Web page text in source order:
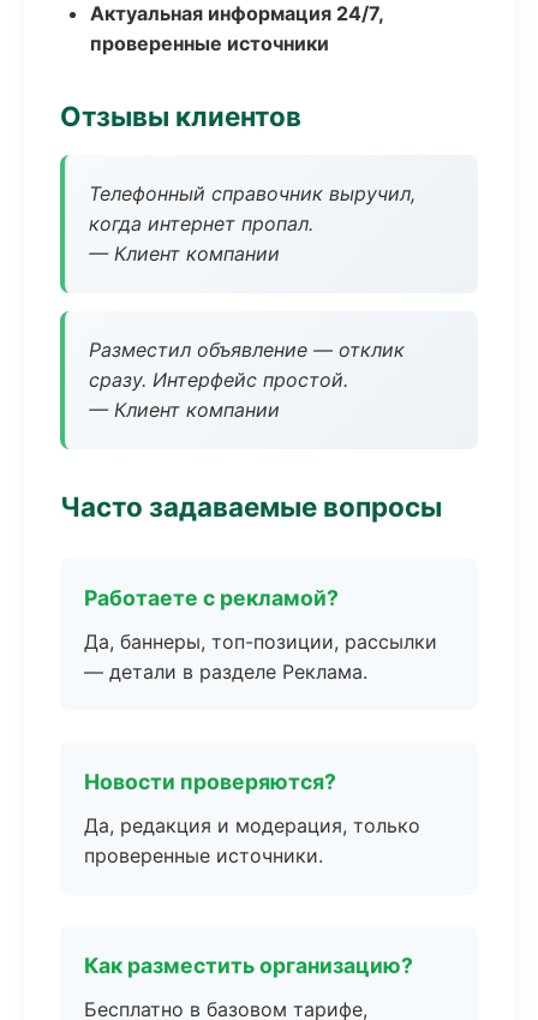
Актуальная информация 24/7,
проверенные источники
Отзывы клиентов
Телефонный справочник выручил,
когда интернет пропал.
— Клиент компании
Разместил объявление — отклик
сразу. Интерфейс простой.
— Клиент компании
Часто задаваемые вопросы
Работаете с рекламой?
Да, баннеры, топ-позиции, рассылки
— детали в разделе Реклама.
Новости проверяются?
Да, редакция и модерация, только
проверенные источники.
Как разместить организацию?
Бесплатно в базовом тарифе,